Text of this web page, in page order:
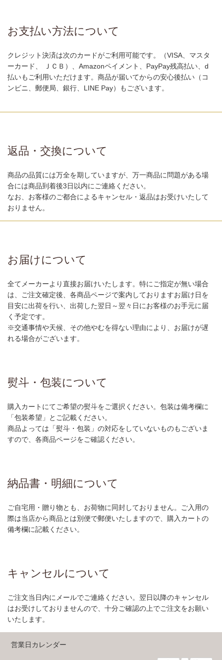
お支払い方法について
クレジット決済は次のカードがご利用可能です。（VISA、マスタ
ーカード、 ＪＣＢ）、Amazonペイメント、PayPay残高払い、d
払いもご利用いただけます。商品が届いてからの安心後払い（コ
ンビニ、郵便局、銀行、LINE Pay）もございます。
返品・交換について
商品の品質には万全を期していますが、万一商品に問題がある場
合には商品到着後3日以内にご連絡ください。
なお、お客様のご都合によるキャンセル・返品はお受けいたして
おりません。
お届けについて
全てメーカーより直接お届けいたします。特にご指定が無い場合
は、ご注文確定後、各商品ページで案内しておりますお届け日を
目安に出荷を行い、出荷した翌日～翌々日にお客様のお手元に届
く予定です。
※交通事情や天候、その他やむを得ない理由により、お届けが遅
れる場合がございます。
熨斗・包装について
購入カートにてご希望の熨斗をご選択ください。包装は備考欄に
「包装希望」とご記載ください。
商品よっては「熨斗・包装」の対応をしていないものもございま
すので、各商品ページをご確認ください。
納品書・明細について
ご自宅用・贈り物とも、お荷物に同封しておりません。ご入用の
際は当店から商品とは別便で郵便いたしますので、購入カートの
備考欄に記載ください。
キャンセルについて
ご注文当日内にメールでご連絡ください。翌日以降のキャンセル
はお受けしておりませんので、十分ご確認の上でご注文をお願い
いたします。
営業日カレンダー